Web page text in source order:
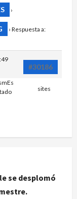
›
› Respuesta a:
#30186
sites
se desplomó